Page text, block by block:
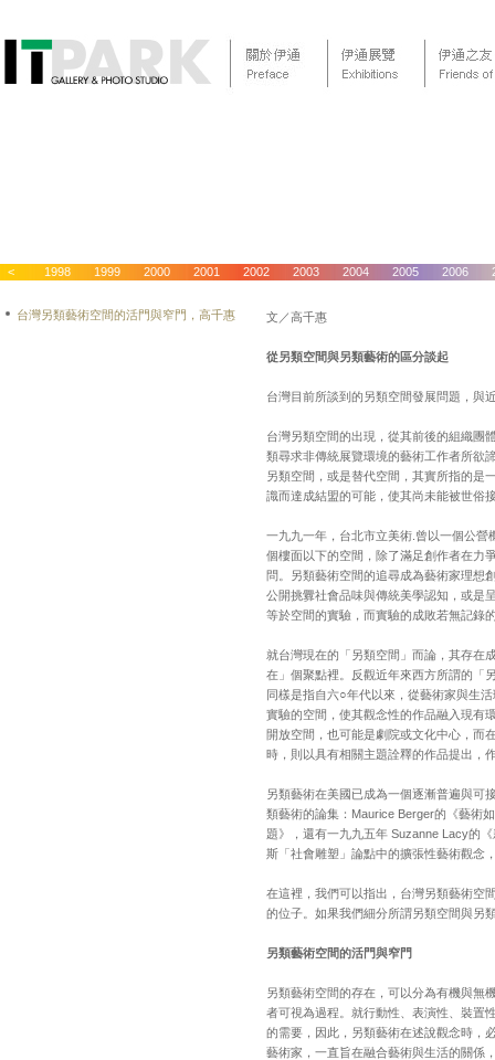
< 1998 1999 2000 2001 2002 2003 2004 2005 2006
台灣另類藝術空間的活門與窄門，高千惠 文／高千惠
從另類空間與另類藝術的區分談起
台灣目前所談到的另類空間發展問題，與
台灣另類空間的出現，從其前後的組織團
類尋求非傳統展覽環境的藝術工作者所欲
另類空間，或是替代空間，其實所指的是
識而達成結盟的可能，使其尚未能被世俗
一九九一年，台北市立美術.曾以一個公
個樓面以下的空間，除了滿足創作者在力
問。另類藝術空間的追尋成為藝術家理想
公開挑釁社會品味與傳統美學認知，或是
等於空間的實驗，而實驗的成敗若無記錄
就台灣現在的「另類空間」而論，其存在
在」個聚點裡。反觀近年來西方所謂的「
同樣是指自六○年代以來，從藝術家與生
實驗的空間，使其觀念性的作品融入現有
開放空間，也可能是劇院或文化中心，而
時，則以具有相關主題詮釋的作品提出，
另類藝術在美國已成為一個逐漸普遍與可
類藝術的論集：Maurice Berger的《藝術
題》，還有一九九五年 Suzanne Lacy的
斯「社會雕塑」論點中的擴張性藝術觀念
在這裡，我們可以指出，台灣另類藝術空
的位子。如果我們細分所謂另類空間與另
另類藝術空間的活門與窄門
另類藝術空間的存在，可以分為有機與無
者可視為過程。就行動性、表演性、裝置
的需要，因此，另類藝術在述說觀念時，
藝術家，一直旨在融合藝術與生活的關係